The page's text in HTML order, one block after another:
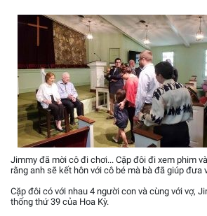
Jimmy đã mời cô đi chơi... Cặp đôi đi xem phim
rằng anh sẽ kết hôn với cô bé mà bà đã giúp đưa
Cặp đôi có với nhau 4 người con và cùng với vợ,
thống thứ 39 của Hoa Kỳ.